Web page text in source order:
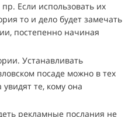
Если использовать их
то и дело будет замечать
постепенно начиная
Устанавливать
посаде можно в тех
увидят те, кому она
рекламные послания не